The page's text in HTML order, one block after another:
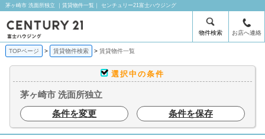
茅ヶ崎市 洗面所独立 ｜賃貸物件一覧｜ センチュリー21富士ハウジング
物件検索 お店へ連絡
TOPページ 賃貸物件検索 賃貸物件一覧
選択中の条件
茅ヶ崎市 洗面所独立
条件を変更
条件を保存